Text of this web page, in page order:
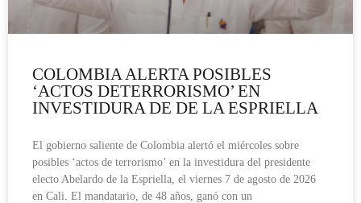
COLOMBIA ALERTA POSIBLES
‘ACTOS DETERRORISMO’ EN
INVESTIDURA DE DE LA ESPRIELLA
El gobierno saliente de Colombia alertó el miércoles sobre
posibles ‘actos de terrorismo’ en la investidura del presidente
electo Abelardo de la Espriella, el viernes 7 de agosto de 2026
en Cali. El mandatario, de 48 años, ganó con un